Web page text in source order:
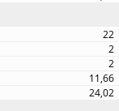
22
2
2
11,66
24,02